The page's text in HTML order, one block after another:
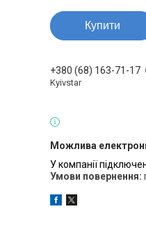
Купити
+380 (68) 163-71-17
Kyivstar
У компанії